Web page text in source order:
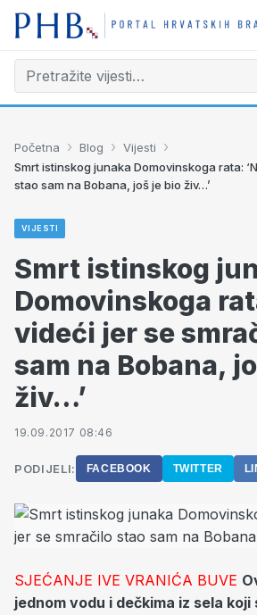
Početna › Blog › Vijesti ›
Smrt istinskog junaka Domovinskoga rata:
stao sam na Bobana, još je bio živ…’
VIJESTI
Smrt istinskog
Domovinskoga
videći jer se
sam na Bobana,
živ…’
19.09.2017 08:46
PODIJELI: FACEBOOK TWITTER
SJEĆANJE IVE VRANIĆA BUVE
jednom vodu i dečkima iz sela koji